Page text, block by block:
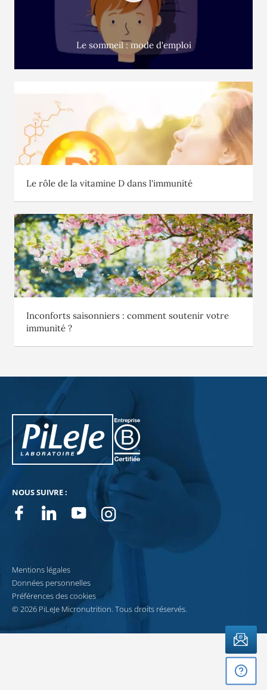
Le sommeil : mode d'emploi
Le rôle de la vitamine D dans l'immunité
Inconforts saisonniers : comment soutenir votre
immunité ?
PiLeJe : informations complémentaires
NOUS SUIVRE :
Facebook
Linkedin
YoutubeInstagram
Mentions légales
Données personnelles
Préférences des cookies
© 2026 PiLeJe Micronutrition. Tous droits réservés.
Recevez notre newsletter
Pour vous accompagner au quotidien dans votre démarche santé,BÉNÉFICIER D'UN CONSEIL